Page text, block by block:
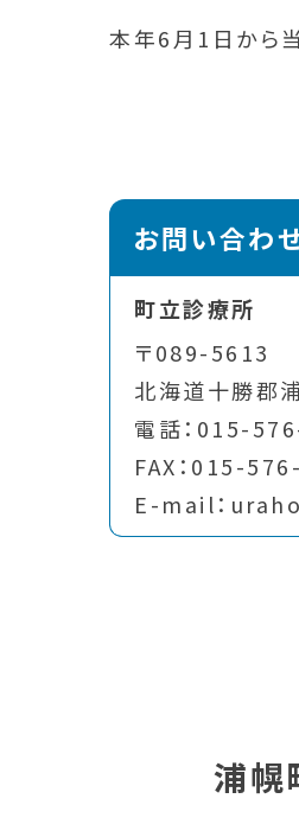
本年6月1日から
お問い合わ
町立診療所
〒089-5613
北海道十勝郡
電話：015-
FAX：015-
E-mail：
浦幌